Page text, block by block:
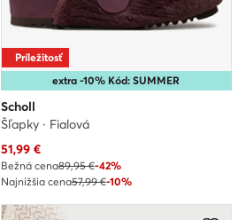
extra -10% Kód: SUMMER
Príležitosť
Scholl
Šľapky · Fialová
Aktuálna cena
51,99€
Bežná cena89,95 €-42%
Najnižšia cena57,99 €-10%